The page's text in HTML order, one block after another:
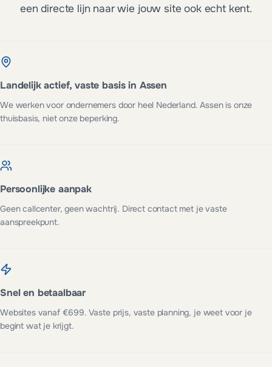
een directe lijn naar wie jouw site ook echt kent.
Landelijk actief, vaste basis in Assen
We werken voor ondernemers door heel Nederland. Assen is onze
thuisbasis, niet onze beperking.
Persoonlijke aanpak
Geen callcenter, geen wachtrij. Direct contact met je vaste
aanspreekpunt.
Snel en betaalbaar
Websites vanaf €699. Vaste prijs, vaste planning, je weet voor je
begint wat je krijgt.